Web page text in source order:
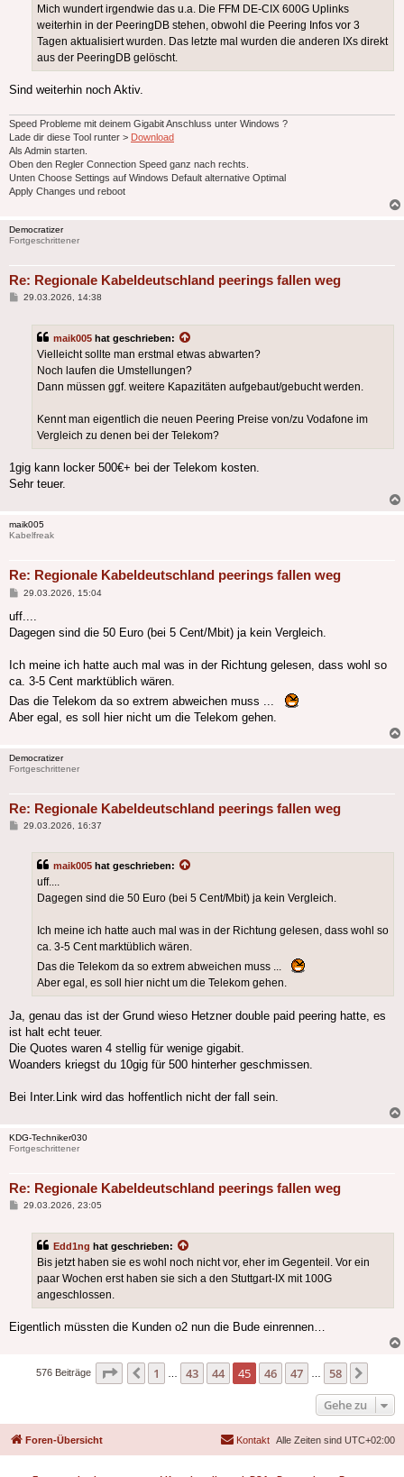
Mich wundert irgendwie das u.a. Die FFM DE-CIX 600G Uplinks
weiterhin in der PeeringDB stehen, obwohl die Peering Infos vor 3
Tagen aktualisiert wurden. Das letzte mal wurden die anderen IXs direkt
aus der PeeringDB gelöscht.
Sind weiterhin noch Aktiv.
Speed Probleme mit deinem Gigabit Anschluss unter Windows ?
Lade dir diese Tool runter > Download
Als Admin starten.
Oben den Regler Connection Speed ganz nach rechts.
Unten Choose Settings auf Windows Default alternative Optimal
Apply Changes und reboot
Democratizer
Fortgeschrittener
Re: Regionale Kabeldeutschland peerings fallen weg
Beitrag
29.03.2026, 14:38
maik005 hat geschrieben:
Vielleicht sollte man erstmal etwas abwarten?
Noch laufen die Umstellungen?
Dann müssen ggf. weitere Kapazitäten aufgebaut/gebucht werden.
Kennt man eigentlich die neuen Peering Preise von/zu Vodafone im
Vergleich zu denen bei der Telekom?
1gig kann locker 500€+ bei der Telekom kosten.
Sehr teuer.
maik005
Kabelfreak
Re: Regionale Kabeldeutschland peerings fallen weg
Beitrag
29.03.2026, 15:04
uff....
Dagegen sind die 50 Euro (bei 5 Cent/Mbit) ja kein Vergleich.
Ich meine ich hatte auch mal was in der Richtung gelesen, dass wohl so
ca. 3-5 Cent marktüblich wären.
Das die Telekom da so extrem abweichen muss ...
Aber egal, es soll hier nicht um die Telekom gehen.
Democratizer
Fortgeschrittener
Re: Regionale Kabeldeutschland peerings fallen weg
Beitrag
29.03.2026, 16:37
maik005 hat geschrieben:
uff....
Dagegen sind die 50 Euro (bei 5 Cent/Mbit) ja kein Vergleich.
Ich meine ich hatte auch mal was in der Richtung gelesen, dass wohl so
ca. 3-5 Cent marktüblich wären.
Das die Telekom da so extrem abweichen muss ...
Aber egal, es soll hier nicht um die Telekom gehen.
Ja, genau das ist der Grund wieso Hetzner double paid peering hatte, es
ist halt echt teuer.
Die Quotes waren 4 stellig für wenige gigabit.
Woanders kriegst du 10gig für 500 hinterher geschmissen.
Bei Inter.Link wird das hoffentlich nicht der fall sein.
KDG-Techniker030
Fortgeschrittener
Re: Regionale Kabeldeutschland peerings fallen weg
Beitrag
29.03.2026, 23:05
Edd1ng hat geschrieben:
Bis jetzt haben sie es wohl noch nicht vor, eher im Gegenteil. Vor ein
paar Wochen erst haben sie sich a den Stuttgart-IX mit 100G
angeschlossen.
Eigentlich müssten die Kunden o2 nun die Bude einrennen…
576 Beiträge Seite 45 von58
Vorherige
1 43 44 45 46 47 58
Gehe zu
Foren-Übersicht Alle Zeiten sind UTC+02:00
Kontakt